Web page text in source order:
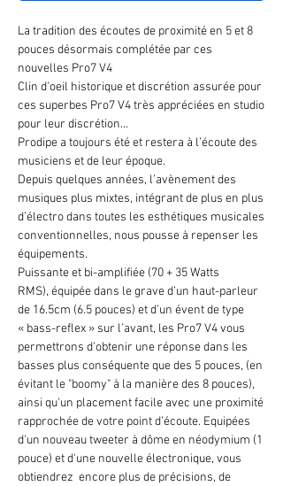
La tradition des écoutes de proximité en 5 et 8
pouces désormais complétée par ces
nouvelles Pro7 V4
Clin d'oeil historique et discrétion assurée pour
ces superbes Pro7 V4 très appréciées en studio
pour leur discrétion...
Prodipe a toujours été et restera à l’écoute des
musiciens et de leur époque.
Depuis quelques années, l’avènement des
musiques plus mixtes, intégrant de plus en plus
d’électro dans toutes les esthétiques musicales
conventionnelles, nous pousse à repenser les
équipements.
Puissante et bi-amplifiée (70 + 35 Watts
RMS), équipée dans le grave d’un haut-parleur
de 16.5cm (6.5 pouces) et d’un évent de type
« bass-reflex » sur l’avant, les Pro7 V4 vous
permettrons d'obtenir une réponse dans les
basses plus conséquente que des 5 pouces, (en
évitant le "boomy" à la manière des 8 pouces),
ainsi qu'un placement facile avec une proximité
rapprochée de votre point d’écoute. Equipées
d'un nouveau tweeter à dôme en néodymium (1
pouce) et d'une nouvelle électronique, vous
obtiendrez encore plus de précisions, de